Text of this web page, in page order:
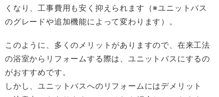
くなり、工事費用も安く抑えられます（※ユニットバス
のグレードや追加機能によって変わります）。
このように、多くのメリットがありますので、在来工法
の浴室からリフォームする際は、ユニットバスにするの
がおすすめです。
しかし、ユニットバスへのリフォームにはデメリット